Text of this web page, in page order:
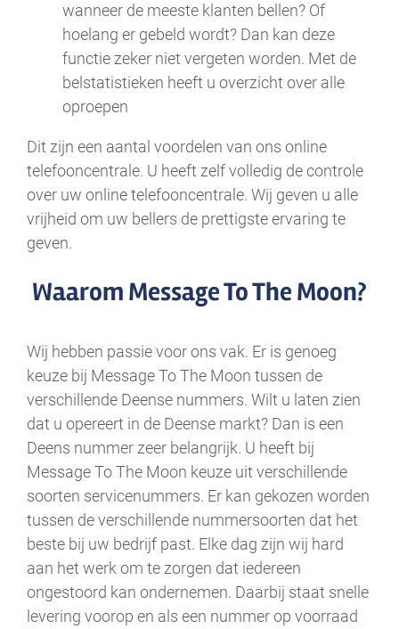
wanneer de meeste klanten bellen? Of
hoelang er gebeld wordt? Dan kan deze
functie zeker niet vergeten worden. Met de
belstatistieken heeft u overzicht over alle
oproepen
Dit zijn een aantal voordelen van ons online
telefooncentrale. U heeft zelf volledig de controle
over uw online telefooncentrale. Wij geven u alle
vrijheid om uw bellers de prettigste ervaring te
geven.
Waarom Message To The Moon?
Wij hebben passie voor ons vak. Er is genoeg
keuze bij Message To The Moon tussen de
verschillende Deense nummers. Wilt u laten zien
dat u opereert in de Deense markt? Dan is een
Deens nummer zeer belangrijk. U heeft bij
Message To The Moon keuze uit verschillende
soorten servicenummers. Er kan gekozen worden
tussen de verschillende nummersoorten dat het
beste bij uw bedrijf past. Elke dag zijn wij hard
aan het werk om te zorgen dat iedereen
ongestoord kan ondernemen. Daarbij staat snelle
levering voorop en als een nummer op voorraad